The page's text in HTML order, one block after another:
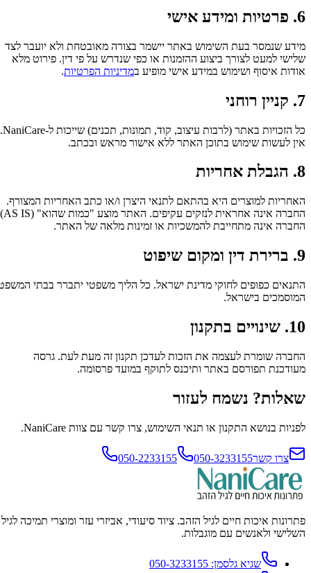
6. פרטיות ומידע אישי
מידע שנמסר בעת השימוש באתר יישמר בצורה מאובטחת ולא יועבר לצד
שלישי למעט לצורך ביצוע ההזמנות או כפי שנדרש על פי דין. פירוט מלא
אודות איסוף ושימוש במידע אישי מופיע ב מדיניות הפרטיות.
7. קניין רוחני
כל הזכויות באתר (לרבות עיצוב, קוד, תמונות, תכנים) שייכות ל-NaniCare.
אין לעשות שימוש בתוכן האתר ללא אישור מראש ובכתב.
8. הגבלת אחריות
האחריות למוצרים היא בהתאם לתנאי היצרן ו/או כתב האחריות המצורף.
החברה אינה אחראית לנזקים עקיפים. האתר מוצע "כמות שהוא" (AS IS).
החברה אינה מתחייבת להמשכיות או זמינות מלאה של האתר.
9. ברירת דין ומקום שיפוט
התנאים כפופים לחוקי מדינת ישראל. כל הליך משפטי יתברר בבתי המשפט
המוסמכים בישראל.
10. שינויים בתקנון
החברה שומרת לעצמה את הזכות לעדכן תקנון זה מעת לעת. גרסה
מעודכנת תפורסם באתר ותיכנס לתוקף במועד פרסומה.
שאלות? נשמח לעזור
לפניות בנושא התקנון או תנאי השימוש, צרו קשר עם צוות NaniCare.
צרו קשר050-3233155
050-2233155
פתרונות איכות חיים לגיל הזהב. ציוד סיעודי, אביזרי עזר ומוצרי תמיכה לגיל
השלישי ולאנשים עם מוגבלות.
שגיא גלסמן:050-3233155